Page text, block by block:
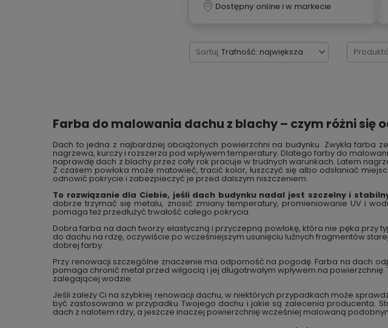
Dostępny online i w markecie
Sortuj Trafność: największa
Farba do malowania dachu z blachy – czym różni się
Dach to jedna z najbardziej obciążonych powierzchni na budynku. Zwykła
nagrzewa, kurczy i rozszerza pod wpływem temperatury. Dlatego farby do
naprawdę dach z blachy przez cały rok pracuje w trudnych warunkach. Latem
Z czasem powłoka może matowieć, tracić kolor, łuszczyć się albo odsłaniać
odnowić pokrycie i zabezpieczyć je przed dalszym niszczeniem.
To rozwiązanie dla Ciebie, jeśli dach budynku nadal jest szczelny i
dobrze trzymać się metalu, znosić zmiany temperatury, promieniowanie UV i
pomaga też przedłużyć trwałość całego pokrycia.
Dobra farba na dach tworzy elastyczną i przyczepną powłokę, która nie pęka
do dachu na rdzę, oczywiście po wcześniejszym usunięciu luźnych fragmentów
dobrej farby.
Przy renowacji szczególne znaczenie ma odporność na pogodę. Farba na dach
pomaga chronić metal przed wilgocią i jej długotrwałym wpływem na
zalegającej wodzie.
Jeśli zależy Ci na szybkiej renowacji dachu, w niektórych przypadkach może
być zastosowana w przypadku Twojego dachu i jakie są zalecenia producenta.
dach z nalotem rdzy, a jeszcze inaczej powierzchnię wcześniej malowaną